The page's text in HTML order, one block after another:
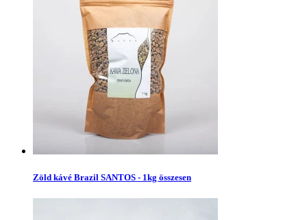
Zöld kávé Brazil SANTOS - 1kg összesen